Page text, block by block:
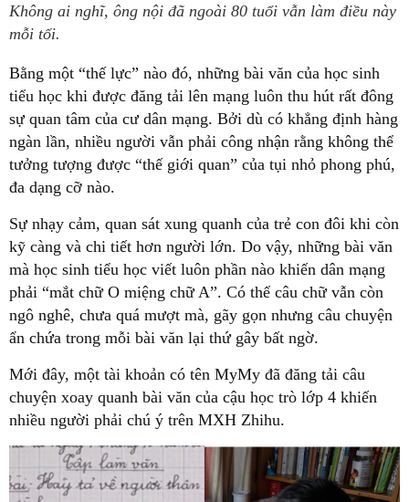
Không ai nghĩ, ông nội đã ngoài 80 tuổi vẫn làm điều này
mỗi tối.
Bằng một “thế lực” nào đó, những bài văn của học sinh
tiểu học khi được đăng tải lên mạng luôn thu hút rất đông
sự quan tâm của cư dân mạng. Bởi dù có khẳng định hàng
ngàn lần, nhiều người vẫn phải công nhận rằng không thể
tưởng tượng được “thế giới quan” của tụi nhỏ phong phú,
đa dạng cỡ nào.
Sự nhạy cảm, quan sát xung quanh của trẻ con đôi khi còn
kỹ càng và chi tiết hơn người lớn. Do vậy, những bài văn
mà học sinh tiểu học viết luôn phần nào khiến dân mạng
phải “mắt chữ O miệng chữ A”. Có thể câu chữ vẫn còn
ngô nghê, chưa quá mượt mà, gãy gọn nhưng câu chuyện
ẩn chứa trong mỗi bài văn lại thứ gây bất ngờ.
Mới đây, một tài khoản có tên MyMy đã đăng tải câu
chuyện xoay quanh bài văn của cậu học trò lớp 4 khiến
nhiều người phải chú ý trên MXH Zhihu.